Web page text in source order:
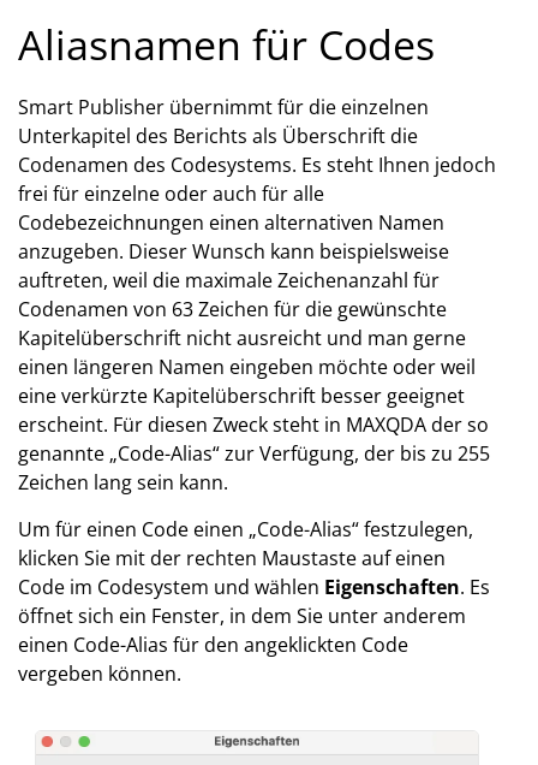
Aliasnamen für Codes
Smart Publisher übernimmt für die einzelnen
Unterkapitel des Berichts als Überschrift die
Codenamen des Codesystems. Es steht Ihnen jedoch
frei für einzelne oder auch für alle
Codebezeichnungen einen alternativen Namen
anzugeben. Dieser Wunsch kann beispielsweise
auftreten, weil die maximale Zeichenanzahl für
Codenamen von 63 Zeichen für die gewünschte
Kapitelüberschrift nicht ausreicht und man gerne
einen längeren Namen eingeben möchte oder weil
eine verkürzte Kapitelüberschrift besser geeignet
erscheint. Für diesen Zweck steht in MAXQDA der so
genannte „Code-Alias“ zur Verfügung, der bis zu 255
Zeichen lang sein kann.
Um für einen Code einen „Code-Alias“ festzulegen,
klicken Sie mit der rechten Maustaste auf einen
Code im Codesystem und wählen Eigenschaften. Es
öffnet sich ein Fenster, in dem Sie unter anderem
einen Code-Alias für den angeklickten Code
vergeben können.